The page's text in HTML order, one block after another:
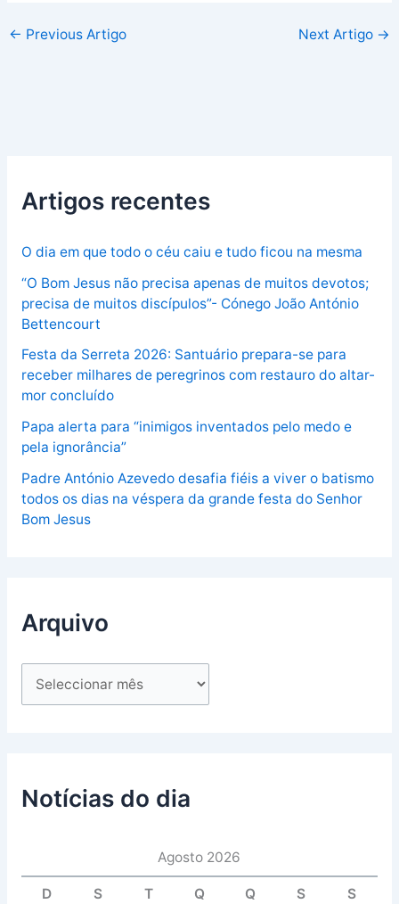
← Previous Artigo Next Artigo →
Artigos recentes
O dia em que todo o céu caiu e tudo ficou na mesma
“O Bom Jesus não precisa apenas de muitos devotos;
precisa de muitos discípulos”- Cónego João António
Bettencourt
Festa da Serreta 2026: Santuário prepara-se para
receber milhares de peregrinos com restauro do altar-
mor concluído
Papa alerta para “inimigos inventados pelo medo e
pela ignorância”
Padre António Azevedo desafia fiéis a viver o batismo
todos os dias na véspera da grande festa do Senhor
Bom Jesus
Arquivo
Notícias do dia
Agosto 2026
D S T Q Q S S